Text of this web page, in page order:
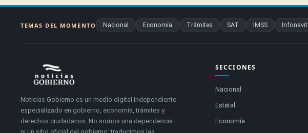
TEMAS DEL MOMENTO Nacional Economía Trámites SAT IMSS Infonavit
Noticias Gobierno es un medio digital independiente
especializado en gobierno, economía, trámites y
derechos ciudadanos. No somos una dependencia
SECCIONES
Nacional
Estatal
Economía